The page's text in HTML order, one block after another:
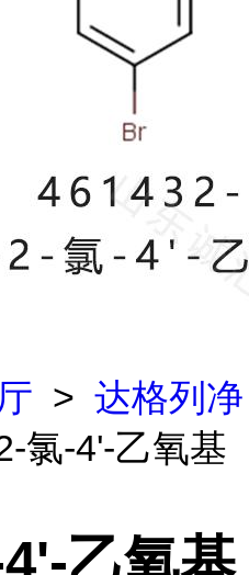
> 达格列净
氯-4'-乙氧基
乙氧基